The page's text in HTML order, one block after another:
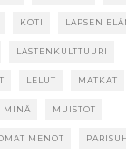
KOTI LAPSEN
LASTENKULTTUURI
LELUT MATKAT
MINÄ MUISTOT
MENOT